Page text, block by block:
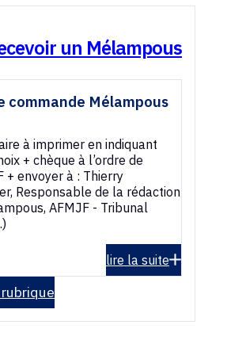
un Mélampous
commande Mélampous
à imprimer en indiquant
+ chèque à l’ordre de
+ envoyer à : Thierry
Responsable de la rédaction
AFMJF - Tribunal
lire la suite